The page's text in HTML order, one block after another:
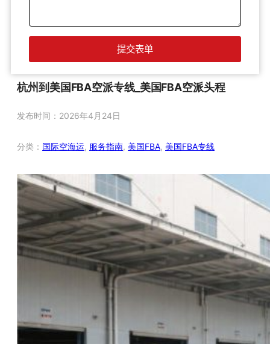
杭州到美国FBA空派专线_美国FBA空派头程
发布时间： 2026年4月24日
分类： 国际空海运, 服务指南, 美国FBA, 美国FBA专线